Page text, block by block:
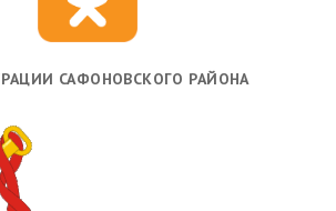
САФОНОВСКОГО РАЙОНА